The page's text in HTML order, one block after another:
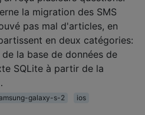
la migration des SMS
pas mal d'articles, en
en deux catégories:
la base de données de
SQLite à partir de la
galaxy-s-2
ios